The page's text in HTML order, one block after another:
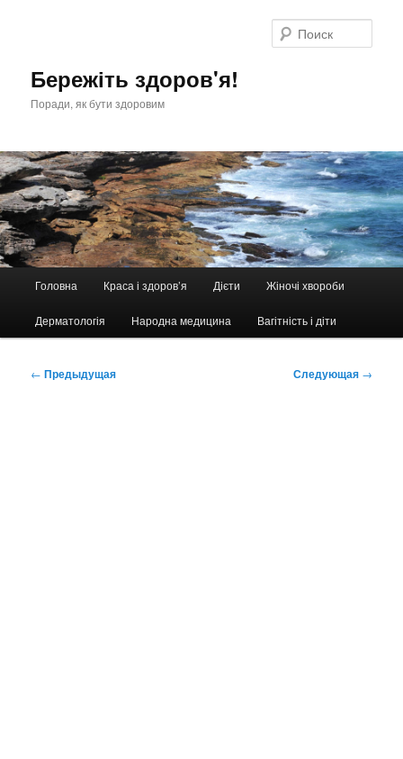
Бережіть здоров'я!
Поради, як бути здоровим
Головна Краса і здоров’я Дієти Жіночі хвороби
Дерматологія Народна медицина Вагітність і діти
Навигация
← Предыдущая Следующая →